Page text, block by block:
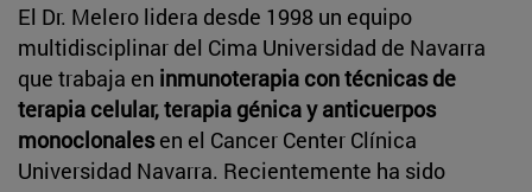
El Dr. Melero lidera desde 1998 un equipo
multidisciplinar del Cima Universidad de Navarra
que trabaja en inmunoterapia con técnicas de
terapia celular, terapia génica y anticuerpos
monoclonalesen el Cancer Center Clínica
Universidad Navarra. Recientemente ha sido